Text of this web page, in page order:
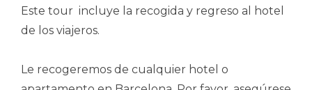
Este tour incluye la recogida y regreso al hotel
de los viajeros.
Le recogeremos de cualquier hotel o